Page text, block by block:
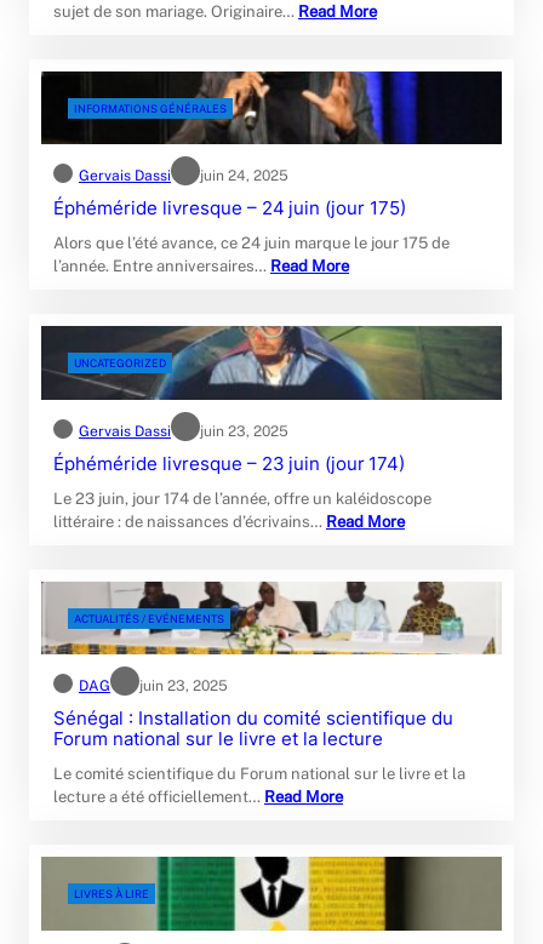
sujet de son mariage. Originaire… Read More
INFORMATIONS GÉNÉRALES
Gervais Dassi juin 24, 2025
Éphéméride livresque – 24 juin (jour 175)
Alors que l’été avance, ce 24 juin marque le jour 175 de
l’année. Entre anniversaires… Read More
UNCATEGORIZED
Gervais Dassi juin 23, 2025
Éphéméride livresque – 23 juin (jour 174)
Le 23 juin, jour 174 de l’année, offre un kaléidoscope
littéraire : de naissances d’écrivains… Read More
ACTUALITÉS / EVÉNEMENTS
DAG juin 23, 2025
Sénégal : Installation du comité scientifique du
Forum national sur le livre et la lecture
Le comité scientifique du Forum national sur le livre et la
lecture a été officiellement… Read More
LIVRES À LIRE